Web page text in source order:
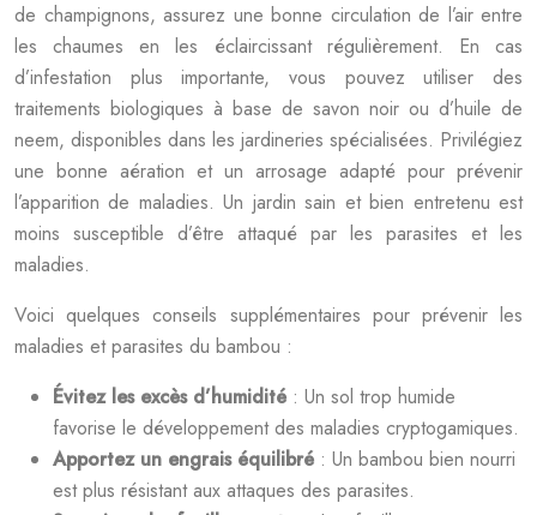
de champignons, assurez une bonne circulation de l’air entre
les chaumes en les éclaircissant régulièrement. En cas
d’infestation plus importante, vous pouvez utiliser des
traitements biologiques à base de savon noir ou d’huile de
neem, disponibles dans les jardineries spécialisées. Privilégiez
une bonne aération et un arrosage adapté pour prévenir
l’apparition de maladies. Un jardin sain et bien entretenu est
moins susceptible d’être attaqué par les parasites et les
maladies.
Voici quelques conseils supplémentaires pour prévenir les
maladies et parasites du bambou :
Évitez les excès d’humidité : Un sol trop humide
favorise le développement des maladies cryptogamiques.
Apportez un engrais équilibré : Un bambou bien nourri
est plus résistant aux attaques des parasites.